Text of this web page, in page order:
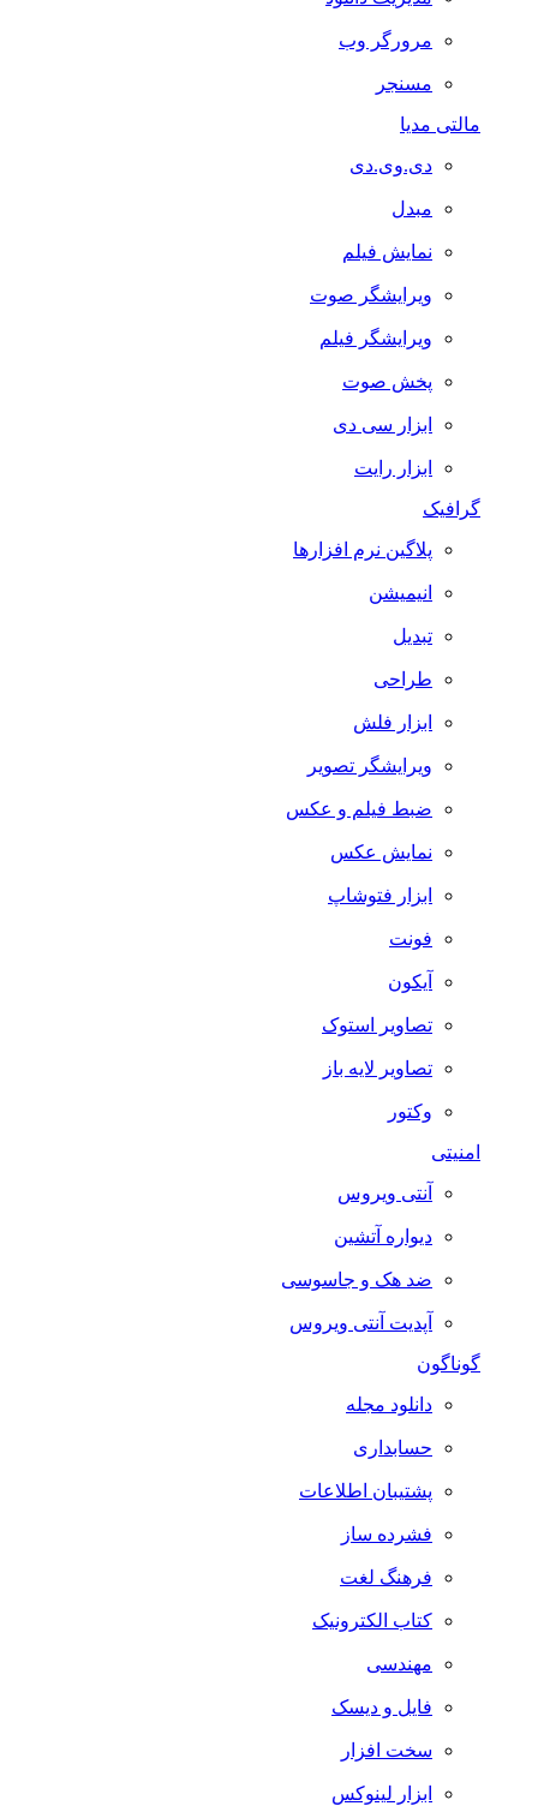
مرورگر وب
مسنجر
مالتی مدیا
دی.وی.دی
مبدل
نمایش فیلم
ویرایشگر صوت
ویرایشگر فیلم
پخش صوت
ابزار سی دی
ابزار رایت
گرافیک
پلاگین نرم افزارها
انیمیشن
تبدیل
طراحی
ابزار فلش
ویرایشگر تصویر
ضبط فيلم و عكس
نمایش عکس
ابزار فتوشاپ
فونت
آیکون
تصاویر استوک
تصاویر لایه باز
وکتور
امنیتی
آنتی ویروس
دیواره آتشین
ضد هک و جاسوسی
آپدیت آنتی ویروس
گوناگون
دانلود مجله
حسابداری
پشتیبان اطلاعات
فشرده ساز
فرهنگ لغت
کتاب الکترونیک
مهندسی
فایل و دیسک
سخت افزار
ابزار لینوکس